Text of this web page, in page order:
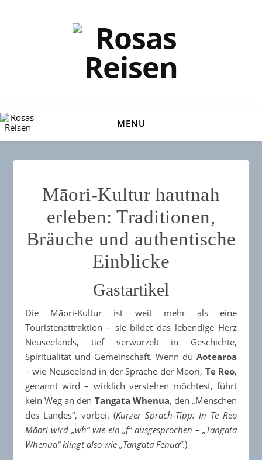
MENU
Māori-Kultur hautnah
erleben: Traditionen,
Bräuche und authentische
Einblicke
Gastartikel
Touristenattraktion – sie bildet das lebendige Herz
Neuseelands, tief verwurzelt in Geschichte,
Spiritualität und Gemeinschaft. Wenn du Aotearoa
– wie Neuseeland in der Sprache der Māori, Te Reo,
genannt wird – wirklich verstehen möchtest, führt
kein Weg an den Tangata Whenua, den „Menschen
des Landes“, vorbei. (Kurzer Sprach-Tipp: In Te Reo
Māori wird „wh“ wie ein „f“ ausgesprochen – „Tangata
Whenua“ klingt also wie „Tangata Fenua“.)